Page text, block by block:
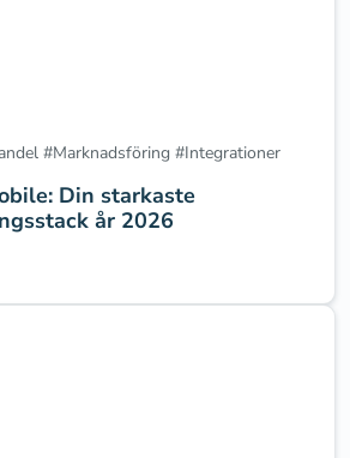
#Marknadsföring #Integrationer
Din starkaste
år 2026